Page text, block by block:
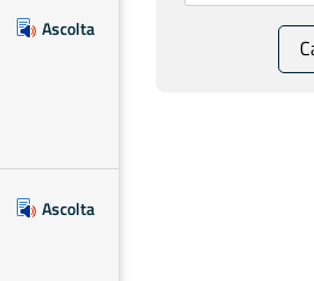
Ascolta
Ascolta